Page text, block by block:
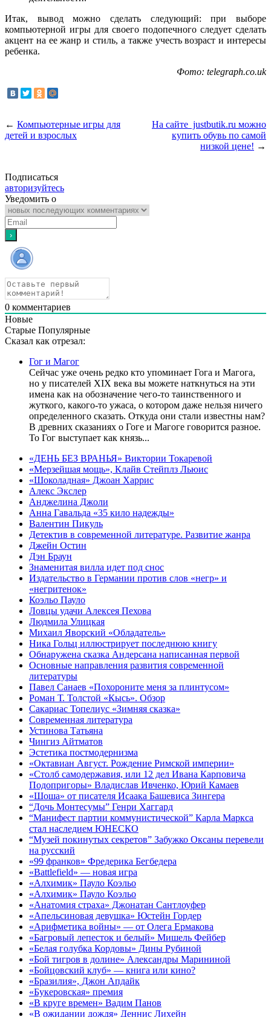
Итак, вывод можно сделать следующий: при выборе
компьютерной игры для своего подопечного следует сделать
акцент на ее жанр и стиль, а также учесть возраст и интересы
ребенка.
Фото: telegraph.co.uk
← Компьютерные игры для
детей и взрослых
На сайте justbutik.ru можно
купить обувь по самой
низкой цене! →
Подписаться
авторизуйтесь
Уведомить о
0 комментариев
Новые
Старые Популярные
Сказал как отрезал:
Гог и Магог
Сейчас уже очень редко кто упоминает Гога и Магога,
но у писателей XIX века вы можете наткнуться на эти
имена как на обозначение чего-то таинственного и
жуткого, какого-то ужаса, о котором даже нельзя ничего
определенного сказать. Откуда они стали известны нам?
В древних сказаниях о Гоге и Магоге говорится разное.
То Гог выступает как князь...
«ДЕНЬ БЕЗ ВРАНЬЯ» Виктории Токаревой
«Мерзейшая мощь», Клайв Стейплз Льюис
«Шоколадная» Джоан Харрис
Алекс Экслер
Анджелина Джоли
Анна Гавальда «35 кило надежды»
Валентин Пикуль
Детектив в современной литературе. Развитие жанра
Джейн Остин
Дэн Браун
Знаменитая вилла идет под снос
Издательство в Германии против слов «негр» и
«негритенок»
Коэльо Пауло
Ловцы удачи Алексея Пехова
Людмила Улицкая
Михаил Яворский «Обладатель»
Ника Гольц иллюстрирует последнюю книгу
Обнаружена сказка Андерсана написанная первой
Основные направления развития современной
литературы
Павел Санаев «Похороните меня за плинтусом»
Роман Т. Толстой «Кысь». Обзор
Сакариас Топелиус «Зимняя сказка»
Современная литература
Устинова Татьяна
Чингиз Айтматов
Эстетика постмодернизма
«Октавиан Август. Рождение Римской империи»
«Столб самодержавия, или 12 дел Ивана Карповича
Подопригоры» Владислав Ивченко, Юрий Камаев
«Шоша» от писателя Исаака Башевиса Зингера
“Дочь Монтесумы” Генри Хаггард
“Манифест партии коммунистической” Карла Маркса
стал наследием ЮНЕСКО
“Музей покинутых секретов” Забужко Оксаны перевели
на русский
«99 франков» Фредерика Бегбедера
«Battlefield» — новая игра
«Алхимик» Пауло Коэльо
«Алхимик» Пауло Коэльо
«Анатомия страха» Джонатан Сантлоуфер
«Апельсиновая девушка» Юстейн Гордер
«Арифметика войны» — от Олега Ермакова
«Багровый лепесток и белый» Мишель Фейбер
«Белая голубка Кордовы» Дины Рубиной
«Бой тигров в долине» Александры Марининой
«Бойцовский клуб» — книга или кино?
«Бразилия», Джон Апдайк
«Букеровская» премия
«В круге времен» Вадим Панов
«В ожидании дождя» Деннис Лихейн